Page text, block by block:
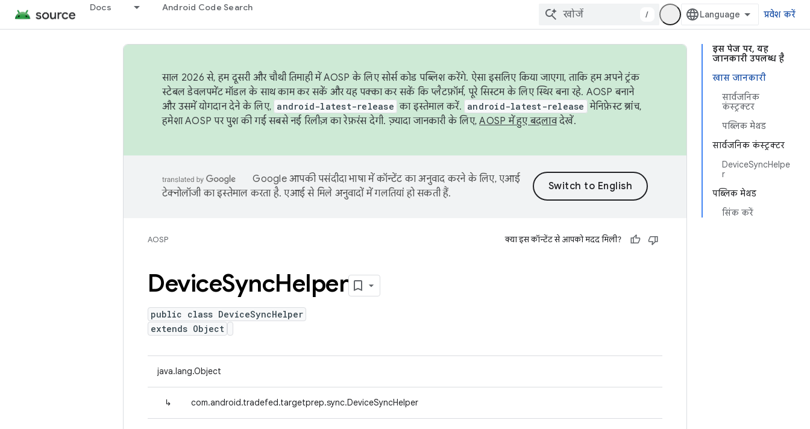
Docs Android Code Search
/ प्रवेश करें
इस पेज पर, यह
जानकारी उपलब्ध है
खास जानकारी
सार्वजनिक
कंस्ट्रक्टर
पब्लिक मेथड
सार्वजनिक कंस्ट्रक्टर
DeviceSyncHelpe
r
पब्लिक मेथड
सिंक करें
साल 2026 से, हम दूसरी और चौथी तिमाही में AOSP के लिए सोर्स कोड पब्लिश करेंगे. ऐसा इसलिए किया जाएगा, ताकि हम अपने ट्रंक
स्टेबल डेवलपमेंट मॉडल के साथ काम कर सकें और यह पक्का कर सकें कि प्लैटफ़ॉर्म, पूरे सिस्टम के लिए स्थिर बना रहे. AOSP बनाने
और उसमें योगदान देने के लिए, android-latest-release का इस्तेमाल करें. android-latest-release मेनिफ़ेस्ट ब्रांच,
हमेशा AOSP पर पुश की गई सबसे नई रिलीज़ का रेफ़रंस देगी. ज़्यादा जानकारी के लिए,AOSP में हुए बदलावदेखें.
Google आपकी पसंदीदा भाषा में कॉन्टेंट का अनुवाद करने के लिए, एआई
टेक्नोलॉजी का इस्तेमाल करता है. एआई से मिले अनुवादों में गलतियां हो सकती हैं.
AOSP क्या इस कॉन्टेंट से आपको मदद मिली?
DeviceSyncHelper
public class DeviceSyncHelper
extends Object
java.lang.Object
↳ com.android.tradefed.targetprep.sync.DeviceSyncHelper